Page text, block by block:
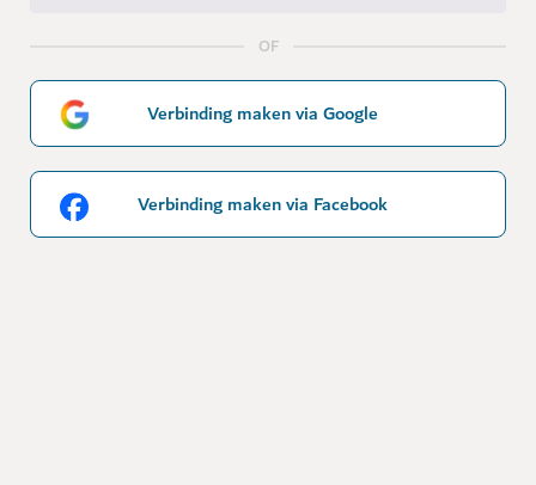
OF
Verbinding maken via Google
Verbinding maken via Facebook